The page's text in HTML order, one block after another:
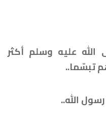
عليه وسلم أكثر
تبسّما..
الله..